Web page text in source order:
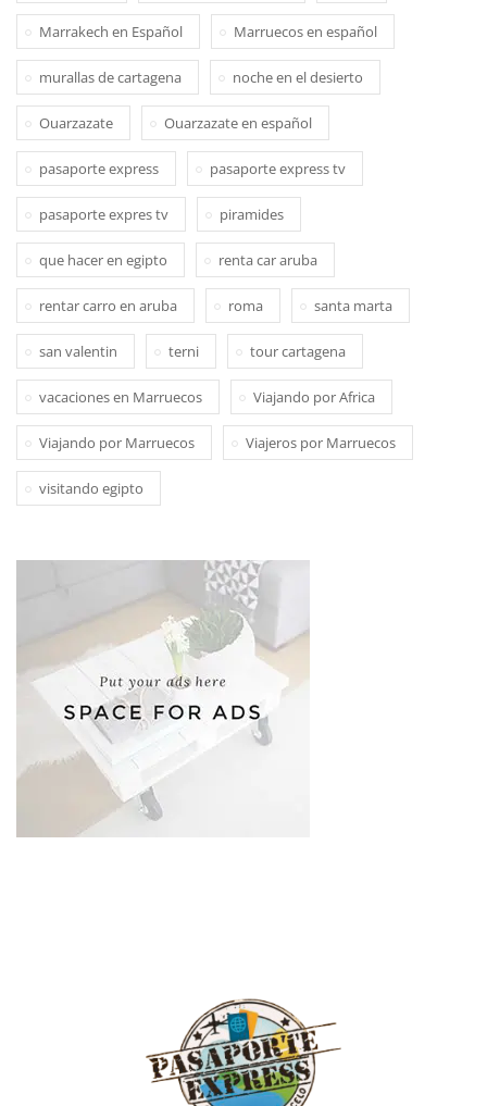
Marrakech en Español Marruecos en español
murallas de cartagena noche en el desierto
Ouarzazate Ouarzazate en español
pasaporte express pasaporte express tv
pasaporte expres tv piramides
que hacer en egipto renta car aruba
rentar carro en aruba roma santa marta
san valentin terni tour cartagena
vacaciones en Marruecos Viajando por Africa
Viajando por Marruecos Viajeros por Marruecos
visitando egipto